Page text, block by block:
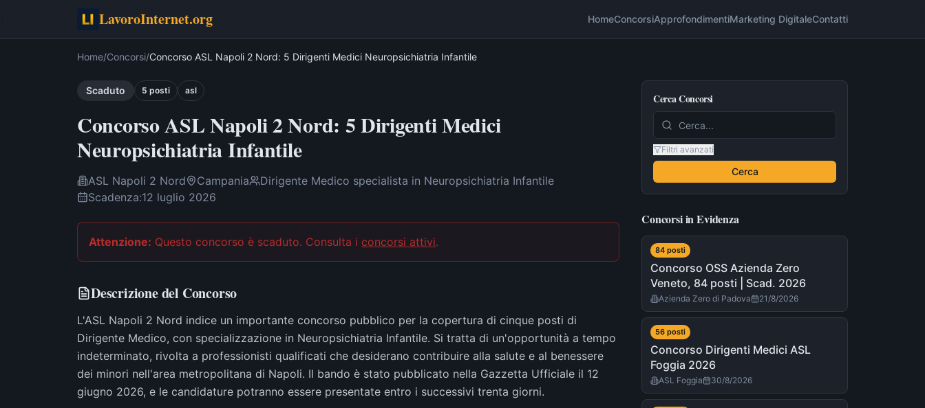
LavoroInternet.org HomeConcorsiApprofondimentiMarketing DigitaleContatti
Home/Concorsi/Concorso ASL Napoli 2 Nord: 5 Dirigenti Medici Neuropsichiatria Infantile
Scaduto 5 posti asl
Concorso ASL Napoli 2 Nord: 5 Dirigenti Medici
Neuropsichiatria Infantile
ASL Napoli 2 Nord Campania
Dirigente Medico specialista in Neuropsichiatria Infantile
Scadenza:12 luglio 2026
Attenzione: Questo concorso è scaduto. Consulta i concorsi attivi.
Descrizione del Concorso
L'ASL Napoli 2 Nord indice un importante concorso pubblico per la copertura di cinque posti di
Dirigente Medico, con specializzazione in Neuropsichiatria Infantile. Si tratta di un'opportunità a tempo
indeterminato, rivolta a professionisti qualificati che desiderano contribuire alla salute e al benessere
dei minori nell'area metropolitana di Napoli. Il bando è stato pubblicato nella Gazzetta Ufficiale il 12
giugno 2026, e le candidature potranno essere presentate entro i successivi trenta giorni.
Cerca Concorsi
Filtri avanzati
Cerca
Concorsi in Evidenza
84 posti
Concorso OSS Azienda Zero
Veneto, 84 posti | Scad. 2026
Azienda Zero di Padova 21/8/2026
56 posti
Concorso Dirigenti Medici ASL
Foggia 2026
ASL Foggia 30/8/2026